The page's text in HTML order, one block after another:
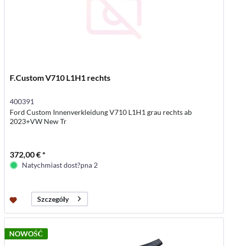
F.Custom V710 L1H1 rechts
400391
Ford Custom Innenverkleidung V710 L1H1 grau rechts ab
2023+VW New Tr
372,00 € *
Natychmiast dost?pna 2
Szczegóły
NOWOŚĆ